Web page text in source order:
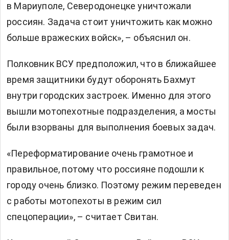
в Мариуполе, Северодонецке уничтожали
россиян. Задача стоит уничтожить как можно
больше вражеских войск», – объяснил он.
Полковник ВСУ предположил, что в ближайшее
время защитники будут оборонять Бахмут
внутри городских застроек. Именно для этого
вышли мотопехотные подразделения, а мосты
были взорваны для выполнения боевых задач.
«Переформатирование очень грамотное и
правильное, потому что россияне подошли к
городу очень близко. Поэтому режим переведен
с работы мотопехоты в режим сил
спецоперации», – считает Свитан.